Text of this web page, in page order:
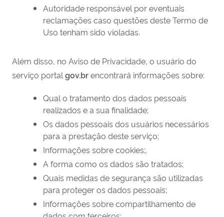
Autoridade responsável por eventuais
reclamações caso questões deste Termo de
Uso tenham sido violadas.
Além disso, no Aviso de Privacidade, o usuário do
serviço portal gov.brencontrará informações sobre:
Qual o tratamento dos dados pessoais
realizados e a sua finalidade;
Os dados pessoais dos usuários necessários
para a prestação deste serviço;
Informações sobre cookies;.
A forma como os dados são tratados;
Quais medidas de segurança são utilizadas
para proteger os dados pessoais;
Informações sobre compartilhamento de